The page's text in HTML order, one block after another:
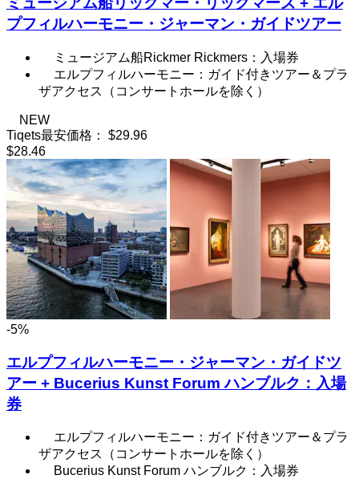
プフィルハーモニー・ジャーマン・ガイドツアー
ミュージアム船Rickmer Rickmers：入場券
エルプフィルハーモニー：ガイド付きツアー＆プラ
ザアクセス（コンサートホールを除く）
NEW
Tiqets最安価格：
$29.96
$28.46
-5%
エルプフィルハーモニー・ジャーマン・ガイドツ
アー + Bucerius Kunst Forum ハンブルク：入場
券
エルプフィルハーモニー：ガイド付きツアー＆プラ
ザアクセス（コンサートホールを除く）
Bucerius Kunst Forum ハンブルク：入場券